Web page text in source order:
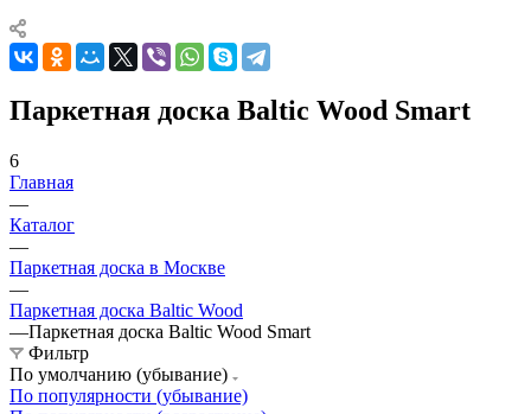
Паркетная доска Baltic Wood Smart
6
Главная
—
Каталог
—
Паркетная доска в Москве
—
Паркетная доска Baltic Wood
—Паркетная доска Baltic Wood Smart
Фильтр
По умолчанию (убывание)
По популярности (убывание)